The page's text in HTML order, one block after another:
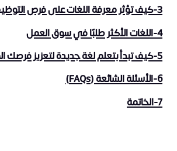
3-كيف تؤثر معرفة اللغات على فرص التوظيف؟
4-اللغات الأكثر طلبًا في سوق العمل
5-كيف تبدأ بتعلم لغة جديدة لتعزيز فرصك المهنية؟
6-الأسئلة الشائعة (FAQs)
7-الخاتمة